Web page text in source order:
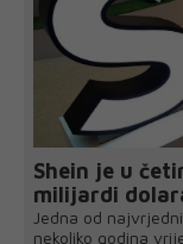
Shein je u
milijardi
Jedna od
nekoliko godina